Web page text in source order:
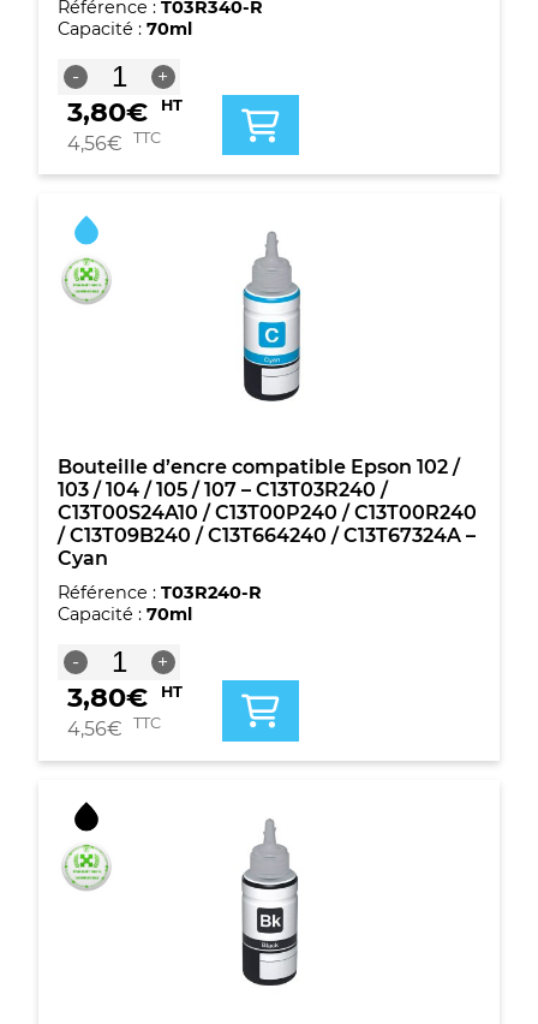
/
C13T09B440
C13T664440
/
C13T67344A
-
Référence : T03R340-R
Capacité : 70ml
-
quantité
de
Bouteille
d'encre
Epson
/
103
/
104
/
C13T00S34A10
/
C13T00P340
/
C13T00R340
/
C13T09B340
C13T664340
/
C13T67334A
-
+
3,80€ HT
4,56€ TTC
Bouteille d’encre compatible Epson 102 /
103 / 104 / 105 / 107 – C13T03R240 /
C13T00S24A10 / C13T00P240 / C13T00R240
/ C13T09B240 / C13T664240 / C13T67324A –
Cyan
Référence : T03R240-R
Capacité : 70ml
-
quantité
de
Bouteille
d'encre
Epson
/
103
/
104
+
3,80€ HT
4,56€ TTC